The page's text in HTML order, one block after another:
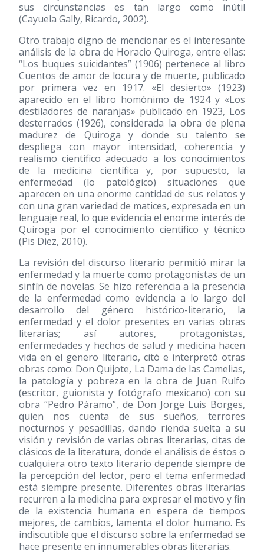
sus circunstancias es tan largo como inútil
(Cayuela Gally, Ricardo, 2002).
Otro trabajo digno de mencionar es el interesante
análisis de la obra de Horacio Quiroga, entre ellas:
“Los buques suicidantes” (1906) pertenece al libro
Cuentos de amor de locura y de muerte, publicado
por primera vez en 1917. «El desierto» (1923)
aparecido en el libro homónimo de 1924 y «Los
destiladores de naranjas» publicado en 1923, Los
desterrados(1926), considerada la obra de plena
madurez de Quiroga y donde su talento se
despliega con mayor intensidad, coherencia y
realismo científico adecuado a los conocimientos
de la medicina científica y, por supuesto, la
enfermedad (lo patológico) situaciones que
aparecen en una enorme cantidad de sus relatos y
con una gran variedad de matices, expresada en un
lenguaje real, lo que evidencia el enorme interés de
Quiroga por el conocimiento científico y técnico
(Pis Diez, 2010).
La revisión del discurso literario permitió mirar la
enfermedad y la muerte como protagonistas de un
sinfín de novelas. Se hizo referencia a la presencia
de la enfermedad como evidencia a lo largo del
desarrollo del género histórico-literario, la
enfermedad y el dolor presentes en varias obras
literarias; así autores, protagonistas,
enfermedades y hechos de salud y medicina hacen
vida en el genero literario, citó e interpretó otras
obras como: Don Quijote, La Dama de las Camelias,
la patología y pobreza en la obra de Juan Rulfo
(escritor, guionista y fotógrafo mexicano) con su
obra “Pedro Páramo”, de Don Jorge Luis Borges,
quien nos cuenta de sus sueños, terrores
nocturnos y pesadillas, dando rienda suelta a su
visión y revisión de varias obras literarias, citas de
clásicos de la literatura, donde el análisis de éstos o
cualquiera otro texto literario depende siempre de
la percepción del lector, pero el tema enfermedad
está siempre presente. Diferentes obras literarias
recurren a la medicina para expresar el motivo y fin
de la existencia humana en espera de tiempos
mejores, de cambios, lamenta el dolor humano. Es
indiscutible que el discurso sobre la enfermedad se
hace presente en innumerables obras literarias.